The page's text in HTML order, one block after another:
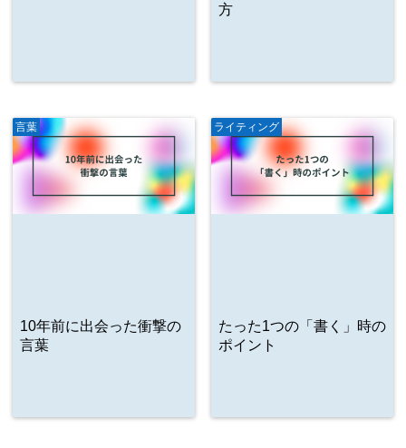
方
言葉
10年前に出会った衝撃の
言葉
ライティング
たった1つの「書く」時の
ポイント